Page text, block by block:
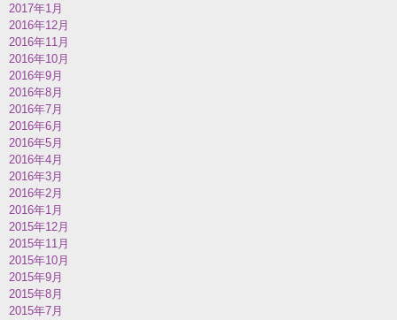
2017年1月
2016年12月
2016年11月
2016年10月
2016年9月
2016年8月
2016年7月
2016年6月
2016年5月
2016年4月
2016年3月
2016年2月
2016年1月
2015年12月
2015年11月
2015年10月
2015年9月
2015年8月
2015年7月